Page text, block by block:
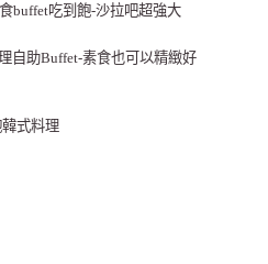
buffet吃到飽-沙拉吧超強大
自助Buffet-素食也可以精緻好
式料理